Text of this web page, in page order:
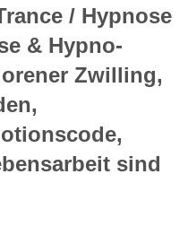
/ Hypnose
& Hypno-
Zwilling,
sind